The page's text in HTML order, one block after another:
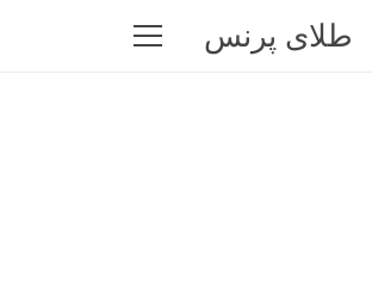
طلای پرنس